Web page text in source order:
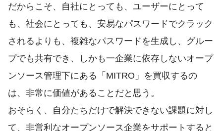
だからこそ、自社にとっても、ユーザーにとって
も、社会にとっても、安易なパスワードでクラック
されるよりも、複雑なパスワードを生成し、グルー
プでも共有でき、しかも一企業に依存しないオープ
ンソース管理下にある「MITRO」を買収するの
は、非常に価値があることだと思う。
おそらく、自分たちだけで解決できない課題に対し
て、非営利なオープンソース企業をサポートすると